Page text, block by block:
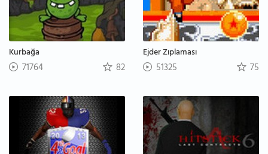
Kurbağa
71764 82
Ejder Zıplaması
51325 75